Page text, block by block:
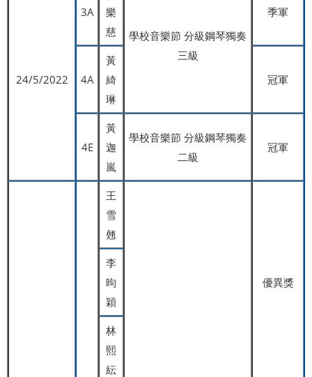
24/5/2022
3A
樂
慈
學校音樂節 分級鋼琴獨奏
三級
季軍
4A
黃
綺
琳
冠軍
4E
黃
迦
嵐
學校音樂節 分級鋼琴獨奏
二級
冠軍
王
雪
翹
優異獎
李
昫
穎
林
熙
紜